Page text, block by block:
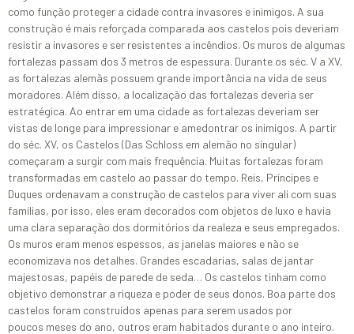
como função proteger a cidade contra invasores e inimigos. A sua
construção é mais reforçada comparada aos castelos pois deveriam
resistir a invasores e ser resistentes a incêndios. Os muros de algumas
fortalezas passam dos 3 metros de espessura. Durante os séc. V a XV,
as fortalezas alemãs possuem grande importância na vida de seus
moradores. Além disso, a localização das fortalezas deveria ser
estratégica. Ao entrar em uma cidade as fortalezas deveriam ser
vistas de longe para impressionar e amedontrar os inimigos. A partir
do séc. XV, os Castelos (Das Schloss em alemão no singular)
começaram a surgir com mais frequência. Muitas fortalezas foram
transformadas em castelo ao passar do tempo. Reis, Príncipes e
Duques ordenavam a construção de castelos para viver ali com suas
famílias, por isso, eles eram decorados com objetos de luxo e havia
uma clara separação dos dormitórios da realeza e seus empregados.
Os muros eram menos espessos, as janelas maiores e não se
economizava nos detalhes. Grandes escadarias, salas de jantar
majestosas, papéis de parede de seda… Os castelos tinham como
objetivo demonstrar a riqueza e poder de seus donos. Boa parte dos
castelos foram construídos apenas para serem usados por
poucos meses do ano, outros eram habitados durante o ano inteiro.